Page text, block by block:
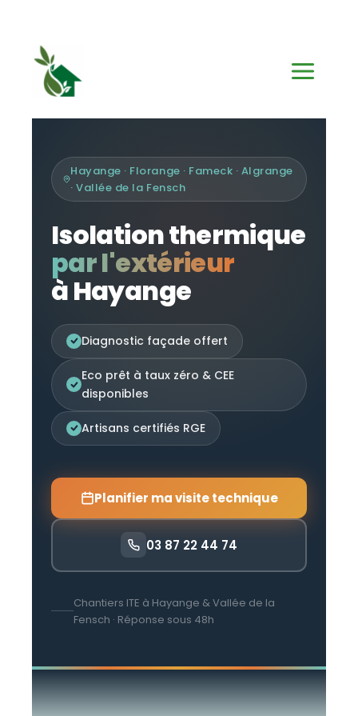
contenu
Hayange · Florange · Fameck · Algrange
· Vallée de la Fensch
Isolation thermique
par l'extérieur
à Hayange
Diagnostic façade offert
Eco prêt à taux zéro & CEE
disponibles
Artisans certifiés RGE
Planifier ma visite technique
03 87 22 44 74
Chantiers ITE à Hayange & Vallée de la
Fensch · Réponse sous 48h